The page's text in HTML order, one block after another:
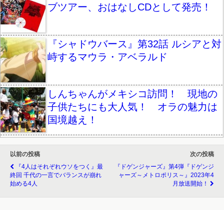
ブツアー、おはなしCDとして発売！
『シャドウバース』第32話 ルシアと対
峙するマウラ・アベラルド
しんちゃんがメキシコ訪問！ 現地の
子供たちにも大人気！ オラの魅力は
国境越え！
以前の投稿
『4人はそれぞれウソをつく』最
終回 千代の一言でバランスが崩れ
始める4人
次の投稿
『ドゲンジャーズ』第4弾『ドゲンジ
ャーズ～メトロポリス～』2023年4
月放送開始！